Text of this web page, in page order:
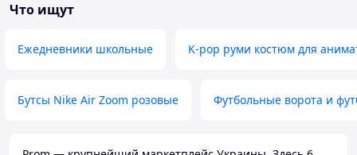
Что ищут
Ежедневники школьные K-pop руми костюм для
Бутсы Nike Air Zoom розовые Футбольные ворота и